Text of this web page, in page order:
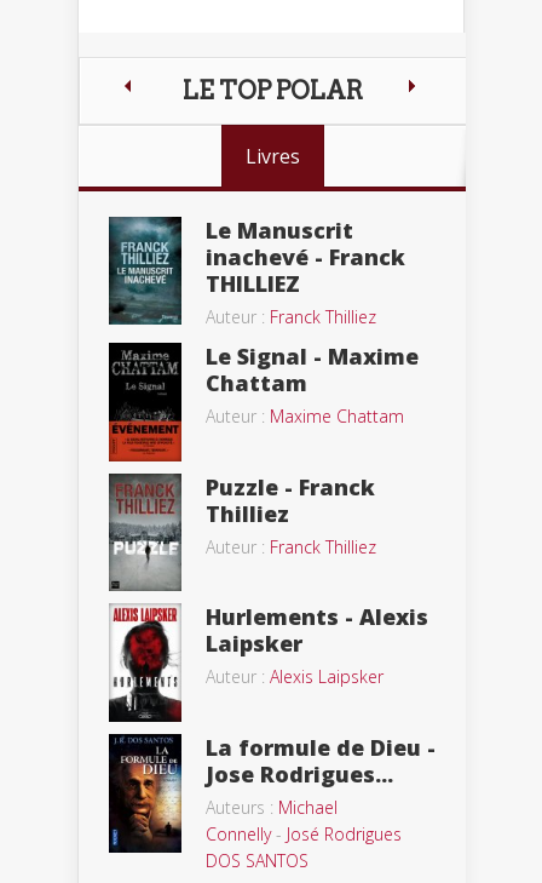
LE TOP POLAR
Livres
Le Manuscrit
inachevé - Franck
THILLIEZ
Auteur : Franck Thilliez
Le Signal - Maxime
Chattam
Auteur : Maxime Chattam
Puzzle - Franck
Thilliez
Auteur : Franck Thilliez
Hurlements - Alexis
Laipsker
Auteur : Alexis Laipsker
La formule de Dieu -
Jose Rodrigues...
Auteurs : Michael
Connelly- José Rodrigues
DOS SANTOS